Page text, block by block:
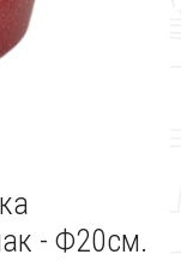
- Ф20см.